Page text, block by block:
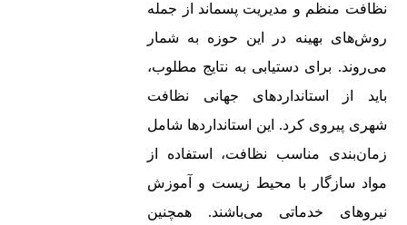
نظافت منظم و مدیریت پسماند از جمله
روش‌های بهینه در این حوزه به شمار
می‌روند. برای دستیابی به نتایج مطلوب،
باید از استانداردهای جهانی نظافت
شهری پیروی کرد. این استانداردها شامل
زمان‌بندی مناسب نظافت، استفاده از
مواد سازگار با محیط زیست و آموزش
نیروهای خدماتی می‌باشند. همچنین